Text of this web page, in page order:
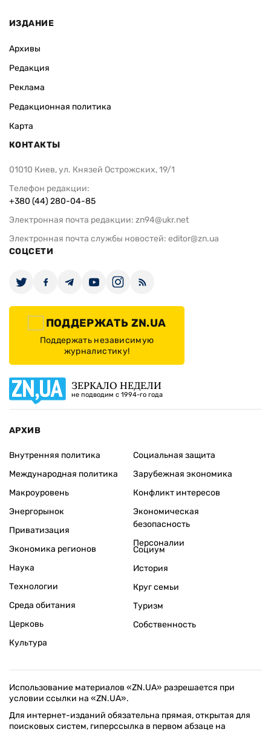
ИЗДАНИЕ
Архивы
Редакция
Реклама
Редакционная политика
Карта
КОНТАКТЫ
01010 Киев, ул. Князей Острожских, 19/1
Телефон редакции:
+380 (44) 280-04-85
Электронная почта редакции: zn94@ukr.net
Электронная почта службы новостей: editor@zn.ua
СОЦСЕТИ
ПОДДЕРЖАТЬ ZN.UA
Поддержать независимую
журналистику!
ЗЕРКАЛО НЕДЕЛИ
не подводим с 1994-го года
АРХИВ
Внутренняя политика
Международная политика
Макроуровень
Энергорынок
Приватизация
Экономика регионов
Социальная защита
Зарубежная экономика
Конфликт интересов
Экономическая
безопасность
Персоналии
Наука
Технологии
Среда обитания
Церковь
Культура
Социум
История
Круг семьи
Туризм
Собственность
Использование материалов «ZN.UA» разрешается при
условии ссылки на «ZN.UA».
Для интернет-изданий обязательна прямая, открытая для
поисковых систем, гиперссылка в первом абзаце на